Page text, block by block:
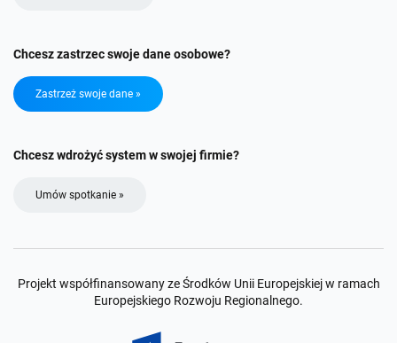
Chcesz zastrzec swoje dane osobowe?
Zastrzeż swoje dane »
Chcesz wdrożyć system w swojej firmie?
Umów spotkanie »
Projekt współfinansowany ze Środków Unii Europejskiej w ramach
Europejskiego Rozwoju Regionalnego.